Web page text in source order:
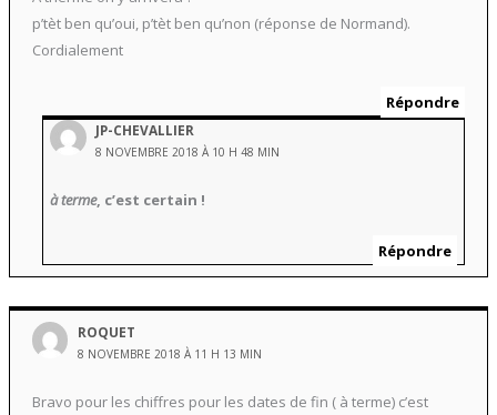
p’tèt ben qu’oui, p’tèt ben qu’non (réponse de Normand).
Cordialement
Répondre
JP-CHEVALLIER
8 NOVEMBRE 2018 À 10 H 48 MIN
à terme, c’est certain !
Répondre
ROQUET
8 NOVEMBRE 2018 À 11 H 13 MIN
Bravo pour les chiffres pour les dates de fin ( à terme) c’est